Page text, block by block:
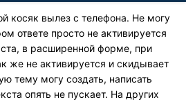
косяк вылез с телефона. Не могу
ответе просто не активируется
в расширенной форме, при
же не активируется и скидывает
тему могу создать, написать
опять не пускает. На других